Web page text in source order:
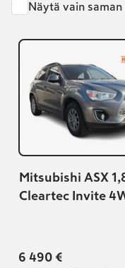
Näytä vain
Mitsubishi ASX
Cleartec Invite
6 490 €